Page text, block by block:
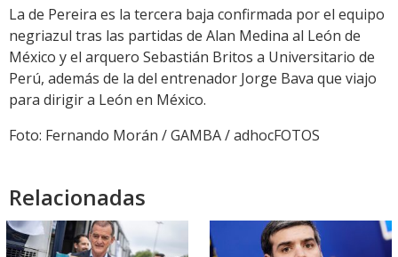
La de Pereira es la tercera baja confirmada por el equipo
negriazul tras las partidas de Alan Medina al León de
México y el arquero Sebastián Britos a Universitario de
Perú, además de la del entrenador Jorge Bava que viajo
para dirigir a León en México.
Foto: Fernando Morán / GAMBA / adhocFOTOS
Relacionadas